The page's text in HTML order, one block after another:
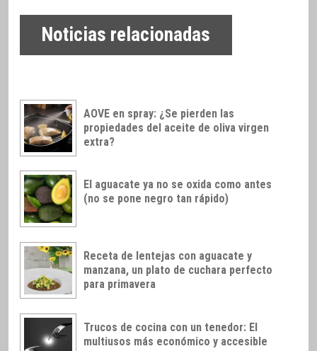
Noticias relacionadas
AOVE en spray: ¿Se pierden las
propiedades del aceite de oliva virgen
extra?
El aguacate ya no se oxida como antes
(no se pone negro tan rápido)
Receta de lentejas con aguacate y
manzana, un plato de cuchara perfecto
para primavera
Trucos de cocina con un tenedor: El
multiusos más económico y accesible